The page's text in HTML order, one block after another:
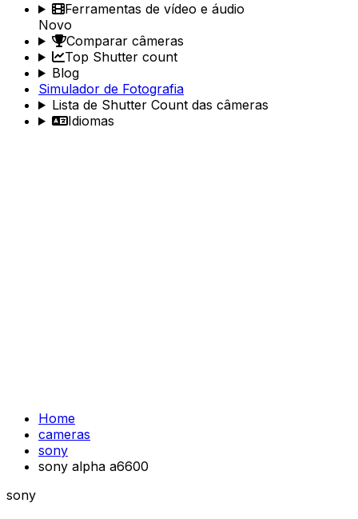
Ferramentas de vídeo e áudio
Novo
Comparar câmeras
Top Shutter count
Blog
Simulador de Fotografia
Lista de Shutter Count das câmeras
Idiomas
Home
cameras
sony
sony alpha a6600
sony